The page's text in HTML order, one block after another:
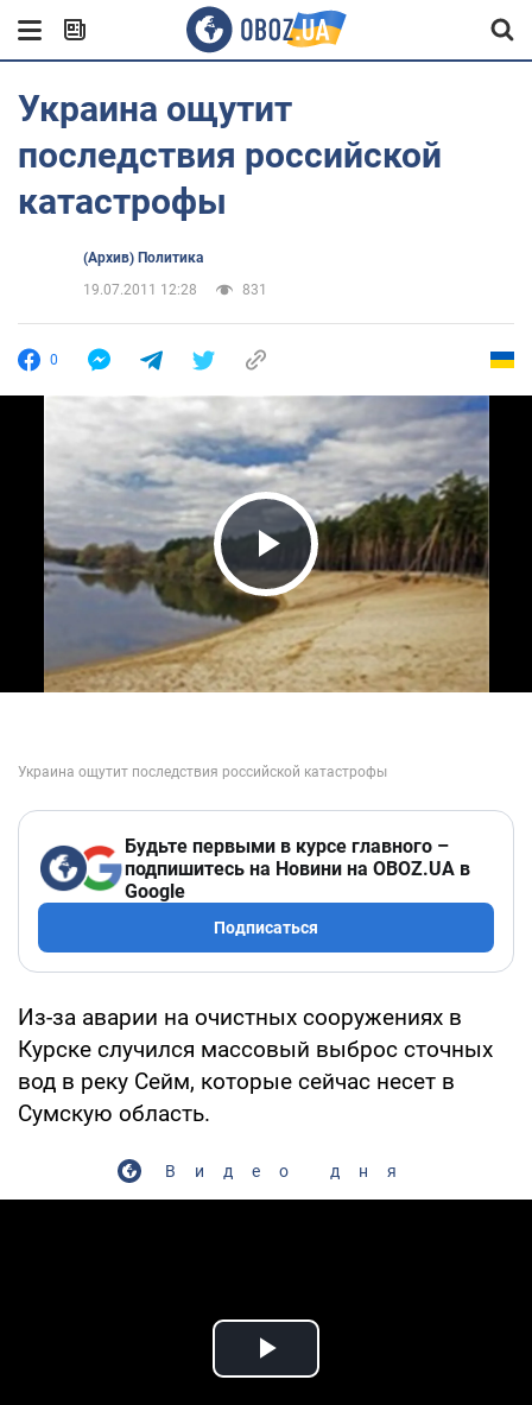
Украина ощутит
последствия российской
катастрофы
(Архив) Политика
19.07.2011 12:28
831
0
Play Video
Будьте первыми в курсе главного –
подпишитесь на Новини на OBOZ.UA в
Google
Подписаться
Из-за аварии на очистных сооружениях в
Курске случился массовый выброс сточных
вод в реку Сейм, которые сейчас несет в
Сумскую область.
Видео дня
Play Video